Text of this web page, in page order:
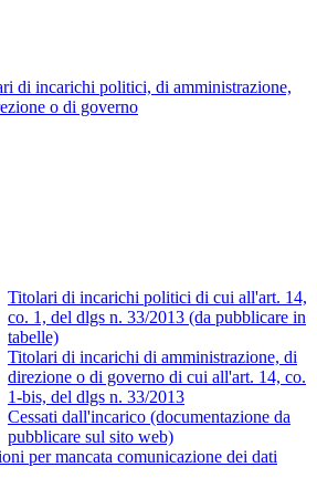
di incarichi politici, di amministrazione,
o di governo
Titolari di incarichi politici di cui all'art. 14,
co. 1, del dlgs n. 33/2013 (da pubblicare in
tabelle)
Titolari di incarichi di amministrazione, di
direzione o di governo di cui all'art. 14, co.
1-bis, del dlgs n. 33/2013
Cessati dall'incarico (documentazione da
pubblicare sul sito web)
per mancata comunicazione dei dati